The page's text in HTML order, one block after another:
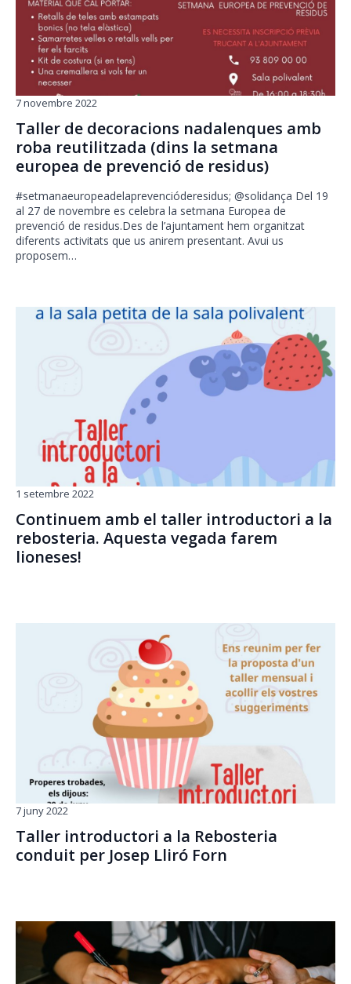
Taller de decoracions nadalenques amb
roba reutilitzada (dins la setmana
europea de prevenció de residus)
7 novembre 2022
#setmanaeuropeadelaprevencióderesidus; @solidança Del 19
al 27 de novembre es celebra la setmana Europea de
prevenció de residus.Des de l’ajuntament hem organitzat
diferents activitats que us anirem presentant. Avui us
proposem…
Continuem amb el taller introductori a la
rebosteria. Aquesta vegada farem
lioneses!
1 setembre 2022
Taller introductori a la Rebosteria
conduit per Josep Lliró Forn
7 juny 2022